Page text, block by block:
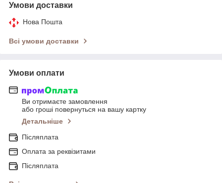
Умови доставки
Нова Пошта
Всі умови доставки
Умови оплати
Ви отримаєте замовлення
або гроші повернуться на вашу картку
Детальніше
Післяплата
Оплата за реквізитами
Післяплата